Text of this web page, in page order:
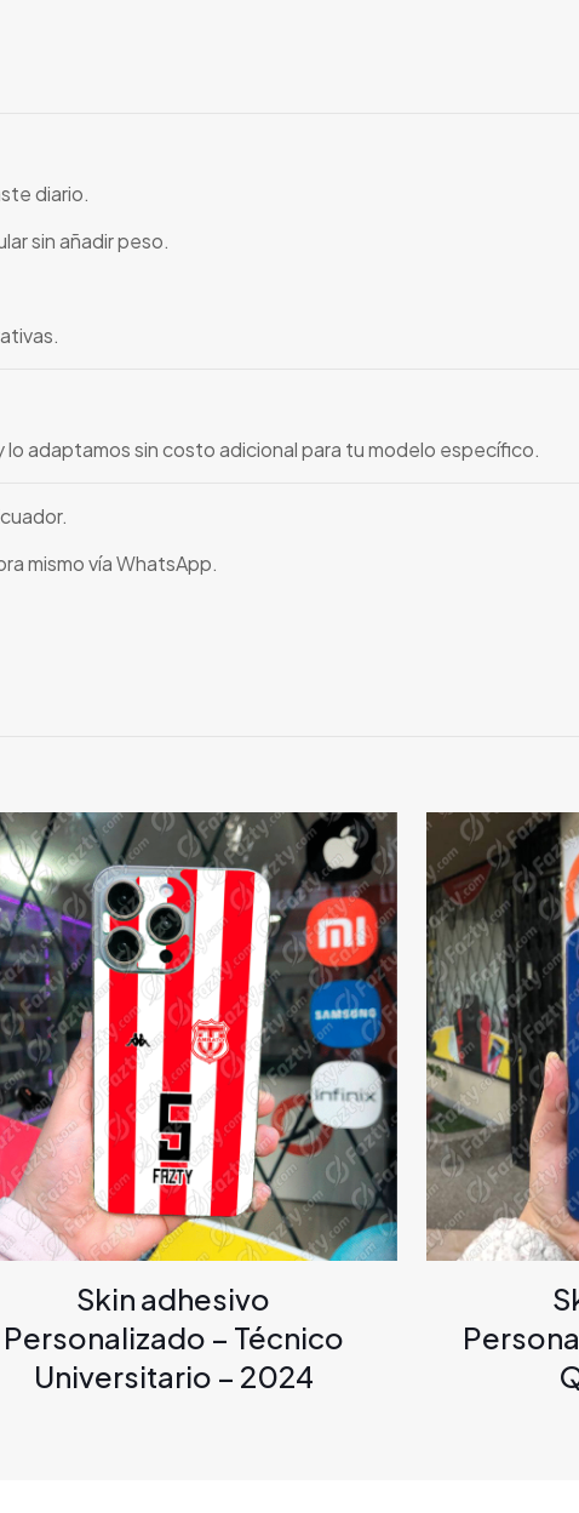
diario.
sin añadir peso.
adaptamos sin costo adicional para tu modelo específico.
mismo vía WhatsApp.
Skin adhesivo
Personalizado – Técnico
Universitario – 2024